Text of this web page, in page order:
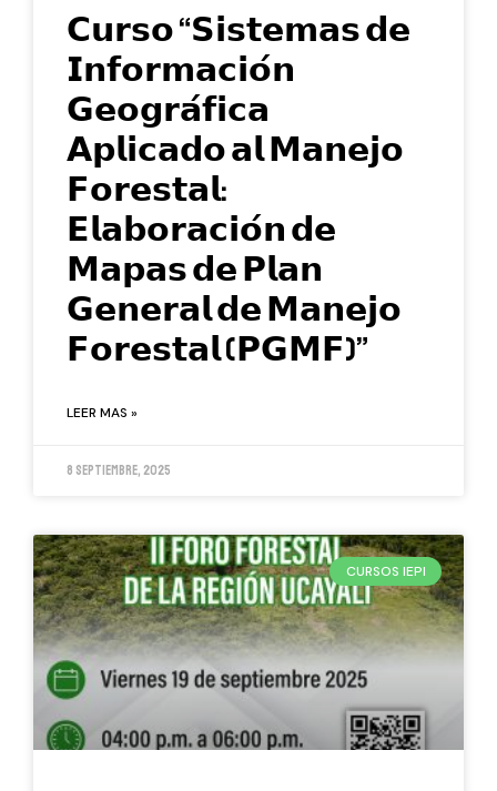
𝗖𝘂𝗿𝘀𝗼 “𝗦𝗶𝘀𝘁𝗲𝗺𝗮𝘀 𝗱𝗲
𝗜𝗻𝗳𝗼𝗿𝗺𝗮𝗰𝗶𝗼́𝗻
𝗚𝗲𝗼𝗴𝗿𝗮́𝗳𝗶𝗰𝗮
𝗔𝗽𝗹𝗶𝗰𝗮𝗱𝗼 𝗮𝗹 𝗠𝗮𝗻𝗲𝗷𝗼
𝗙𝗼𝗿𝗲𝘀𝘁𝗮𝗹:
𝗘𝗹𝗮𝗯𝗼𝗿𝗮𝗰𝗶𝗼́𝗻 𝗱𝗲
𝗠𝗮𝗽𝗮𝘀 𝗱𝗲 𝗣𝗹𝗮𝗻
𝗚𝗲𝗻𝗲𝗿𝗮𝗹 𝗱𝗲 𝗠𝗮𝗻𝗲𝗷𝗼
𝗙𝗼𝗿𝗲𝘀𝘁𝗮𝗹 (𝗣𝗚𝗠𝗙)”
LEER MAS »
8 septiembre, 2025
CURSOS IEPI